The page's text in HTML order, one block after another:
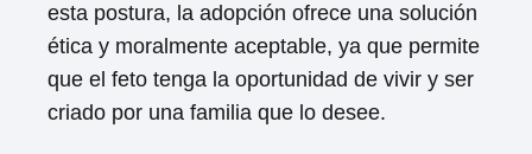
esta postura, la adopción ofrece una solución
ética y moralmente aceptable, ya que permite
que el feto tenga la oportunidad de vivir y ser
criado por una familia que lo desee.